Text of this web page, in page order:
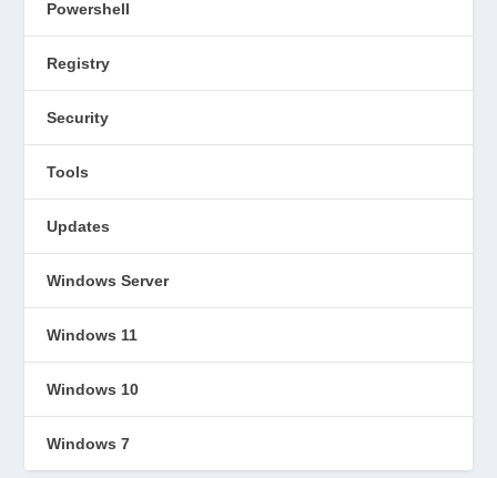
Powershell
Registry
Security
Tools
Updates
Windows Server
Windows 11
Windows 10
Windows 7